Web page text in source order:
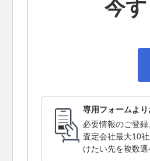
今
専用フォームよ
必要情報のご登
査定会社最大10
けたい先を複数選